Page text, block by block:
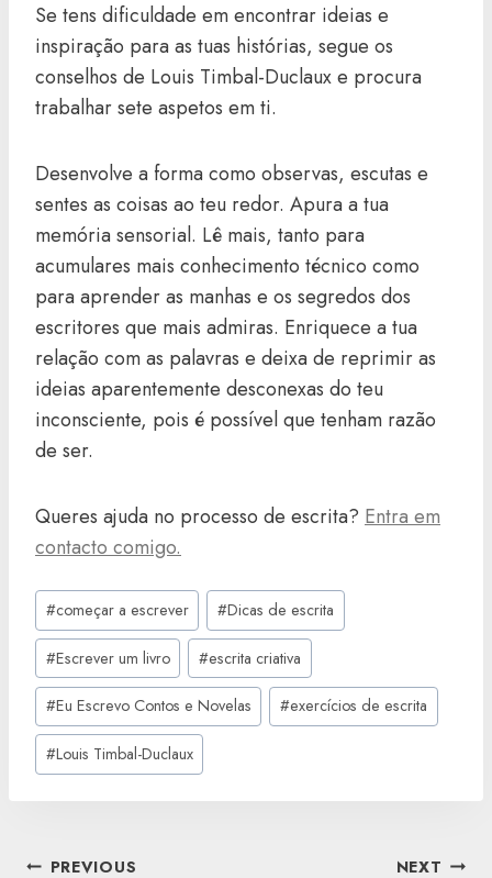
Se tens dificuldade em encontrar ideias e
inspiração para as tuas histórias, segue os
conselhos de Louis Timbal-Duclaux e procura
trabalhar sete aspetos em ti.
Desenvolve a forma como observas, escutas e
sentes as coisas ao teu redor. Apura a tua
memória sensorial. Lê mais, tanto para
acumulares mais conhecimento técnico como
para aprender as manhas e os segredos dos
escritores que mais admiras. Enriquece a tua
relação com as palavras e deixa de reprimir as
ideias aparentemente desconexas do teu
inconsciente, pois é possível que tenham razão
de ser.
Queres ajuda no processo de escrita? Entra em
contacto comigo.
Post
Tags:
#começar a escrever #Dicas de escrita
#Escrever um livro #escrita criativa
#Eu Escrevo Contos e Novelas #exercícios de escrita
#Louis Timbal-Duclaux
NAVEGAÇÃO
PREVIOUS NEXT